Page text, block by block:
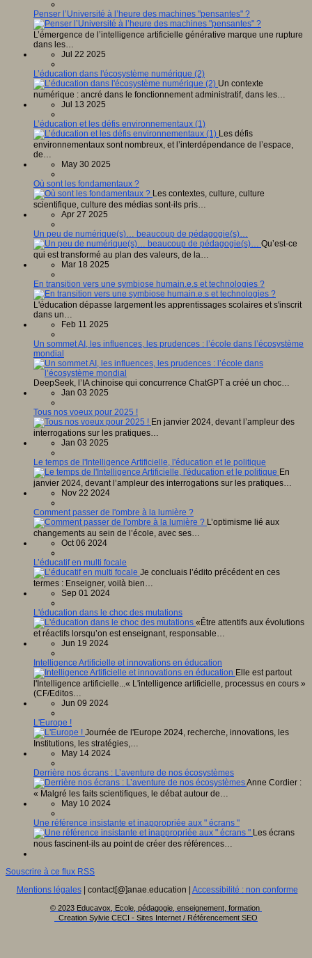
Penser l’Université à l’heure des machines "pensantes" ?
L’émergence de l’intelligence artificielle générative marque une rupture
dans les…
Jul 22 2025
L’éducation dans l'écosystème numérique (2)
Un contexte
numérique : ancré dans le fonctionnement administratif, dans les…
Jul 13 2025
L’éducation et les défis environnementaux (1)
Les défis
environnementaux sont nombreux, et l’interdépendance de l’espace,
de…
May 30 2025
Où sont les fondamentaux ?
Les contextes, culture, culture
scientifique, culture des médias sont-ils pris…
Apr 27 2025
Un peu de numérique(s)… beaucoup de pédagogie(s)…
Qu’est-ce
qui est transformé au plan des valeurs, de la…
Mar 18 2025
En transition vers une symbiose humain.e.s et technologies ?
L'éducation dépasse largement les apprentissages scolaires et s'inscrit
dans un…
Feb 11 2025
Un sommet AI, les influences, les prudences : l’école dans l’écosystème
mondial
DeepSeek, l’IA chinoise qui concurrence ChatGPT a créé un choc…
Jan 03 2025
Tous nos voeux pour 2025 !
En janvier 2024, devant l’ampleur des
interrogations sur les pratiques…
Jan 03 2025
Le temps de l'Intelligence Artificielle, l'éducation et le politique
En
janvier 2024, devant l’ampleur des interrogations sur les pratiques…
Nov 22 2024
Comment passer de l'ombre à la lumière ?
L’optimisme lié aux
changements au sein de l’école, avec ses…
Oct 06 2024
L’éducatif en multi focale
Je concluais l’édito précédent en ces
termes : Enseigner, voilà bien…
Sep 01 2024
L'éducation dans le choc des mutations
«Être attentifs aux évolutions
et réactifs lorsqu’on est enseignant, responsable…
Jun 19 2024
Intelligence Artificielle et innovations en éducation
Elle est partout
l'Intelligence artificielle...« L'intelligence artificielle, processus en cours »
(CF/Editos…
Jun 09 2024
L'Europe !
Journée de l'Europe 2024, recherche, innovations, les
Institutions, les stratégies,…
May 14 2024
Derrière nos écrans : L’aventure de nos écosystèmes
Anne Cordier :
« Malgré les faits scientifiques, le débat autour de…
May 10 2024
Une référence insistante et inappropriée aux " écrans "
Les écrans
nous fascinent-ils au point de créer des références…
Souscrire à ce flux RSS
Mentions légales| contact[@]anae.education | Accessibilité : non conforme
© 2023 Educavox, Ecole, pédagogie, enseignement, formation
Creation Sylvie CECI - Sites Internet / Référencement SEO